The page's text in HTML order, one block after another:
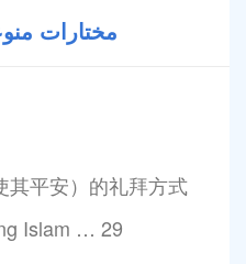
مختارات
其平安）的礼拜方式
Islam … 29